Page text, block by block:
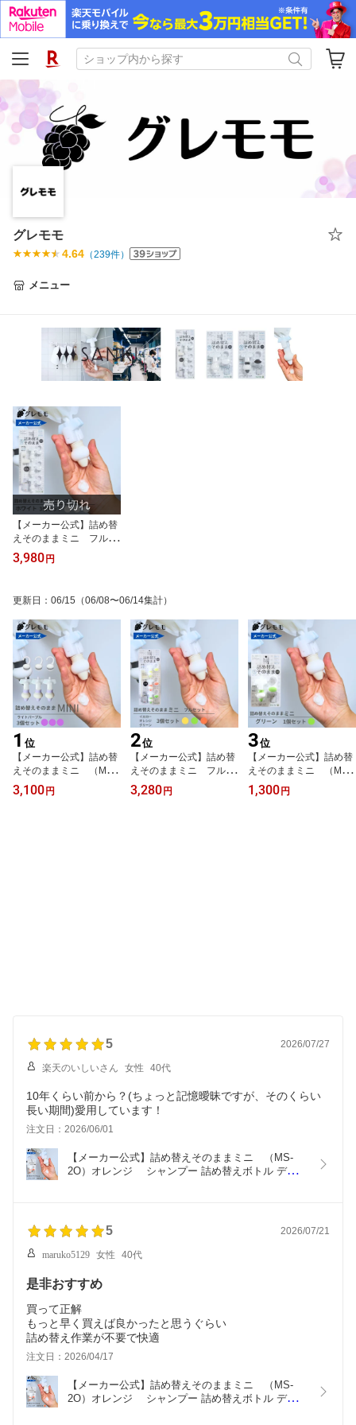
グレモモ
4.64 （239件）
メニュー
【メーカー公式】詰め替
えそのままミニ フルセ
ット（MS-7W）ホワイト
シャンプー 詰め替えボト
納 吊り下げ 詰め替えパ
ック が そのまま 使
える
3,980 円
更新日 ： 06/15 （06/08〜06/14集計）
1 位
【メーカー公式】詰め替
えそのままミニ （MS-
6LP）ライトパープル各
1個セット シャンプー
3,100 円
2位
【メーカー公式】詰め替
えそのままミニ フルセ
ット（MS-7YGO）イエ
ロー オレンジ グリー
3,280 円
3位
【メーカー公式】詰め替
えそのままミニ （MS-
2G）グリーン シャン
プー 詰め替えボトル デ
1,300 円
5 2026/07/27
楽天のいしいさん 女性 40代
10年くらい前から？(ちょっと記憶曖昧ですが、そのくらい
長い期間)愛用しています！
注文日：2026/06/01
【メーカー公式】詰め替えそのままミニ　（MS-
2O）オレンジ　 シャンプー 詰め替えボトル ディス
5 2026/07/21
maruko5129 女性 40代
是非おすすめ
買って正解
もっと早く買えば良かったと思うぐらい
詰め替え作業が不要で快適
注文日：2026/04/17
【メーカー公式】詰め替えそのままミニ　（MS-
2O）オレンジ　 シャンプー 詰め替えボトル ディス